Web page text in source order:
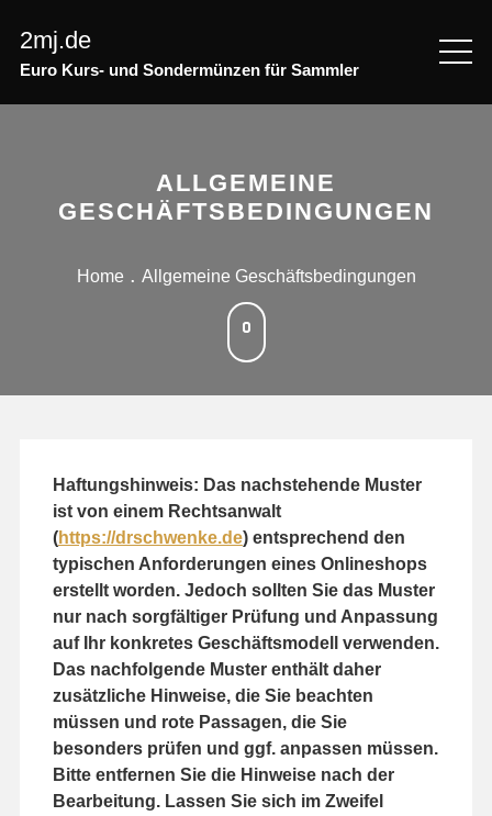
content
2mj.de
Euro Kurs- und Sondermünzen für Sammler
ALLGEMEINE
GESCHÄFTSBEDINGUNGEN
Home Allgemeine Geschäftsbedingungen
Haftungshinweis: Das nachstehende Muster
ist von einem Rechtsanwalt
(https://drschwenke.de) entsprechend den
typischen Anforderungen eines Onlineshops
erstellt worden. Jedoch sollten Sie das Muster
nur nach sorgfältiger Prüfung und Anpassung
auf Ihr konkretes Geschäftsmodell verwenden.
Das nachfolgende Muster enthält daher
zusätzliche Hinweise, die Sie beachten
müssen und rote Passagen, die Sie
besonders prüfen und ggf. anpassen müssen.
Bitte entfernen Sie die Hinweise nach der
Bearbeitung. Lassen Sie sich im Zweifel